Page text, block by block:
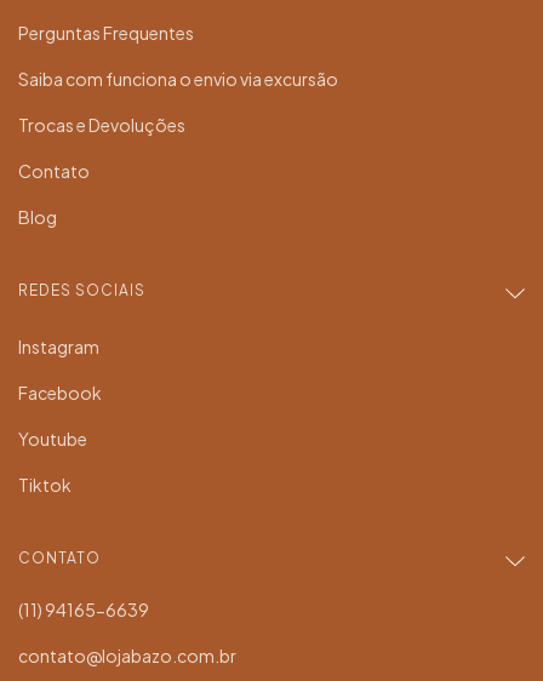
Perguntas Frequentes
Saiba com funciona o envio via excursão
Trocas e Devoluções
Contato
Blog
REDES SOCIAIS
Instagram
Facebook
Youtube
Tiktok
CONTATO
(11) 94165-6639
contato@lojabazo.com.br